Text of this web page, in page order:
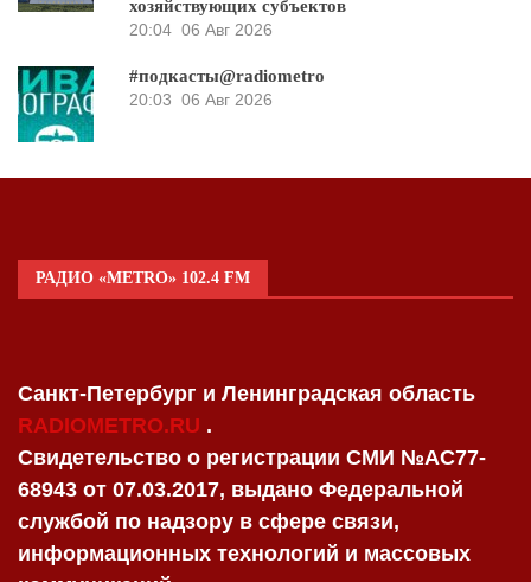
хозяйствующих субъектов
20:04 06 Авг 2026
#подкасты@radiometro
20:03 06 Авг 2026
РАДИО «METRO» 102.4 FM
Санкт-Петербург и Ленинградская область
RADIOMETRO.RU .
Свидетельство о регистрации СМИ №AC77-
68943 от 07.03.2017, выдано Федеральной
службой по надзору в сфере связи,
информационных технологий и массовых